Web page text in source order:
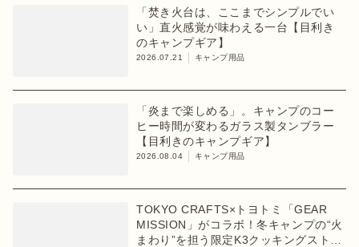
「焚き火台は、ここまでシンプルでい
い」直火感覚が味わえる一台【目利き
のキャンプギア】
2026.07.21 キャンプ用品
「炎まで楽しめる」。キャンプのコー
ヒー時間が変わるガラス製タンブラー
【目利きのキャンプギア】
2026.08.04 キャンプ用品
TOKYO CRAFTS×トヨトミ「GEAR
MISSION」がコラボ！冬キャンプの“火
まわり”を担う限定K3クッキングストー